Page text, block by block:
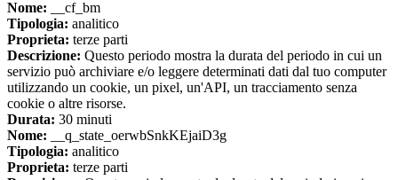
Nome: __cf_bm
Tipologia: analitico
Proprieta: terze parti
Descrizione: Questo periodo mostra la durata del periodo in cui un
servizio può archiviare e/o leggere determinati dati dal tuo computer
utilizzando un cookie, un pixel, un'API, un tracciamento senza
cookie o altre risorse.
Durata: 30 minuti
Nome: __q_state_oerwbSnkKEjaiD3g
Tipologia: analitico
Proprieta: terze parti